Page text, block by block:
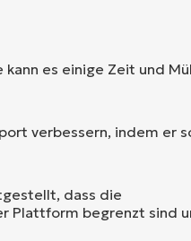
kann es einige Zeit und
verbessern, indem er
dass die
Plattform begrenzt sind